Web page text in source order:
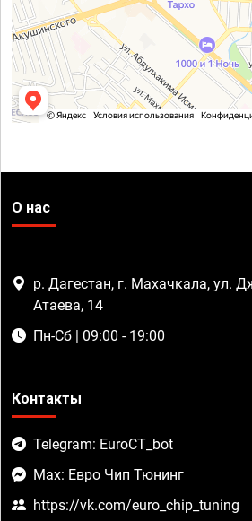
О нас
р. Дагестан, г. Махачкала, ул.
Атаева, 14
Пн-Сб | 09:00 - 19:00
Контакты
Telegram: EuroCT_bot
Max: Евро Чип Тюнинг
https://vk.com/euro_chip_tuning